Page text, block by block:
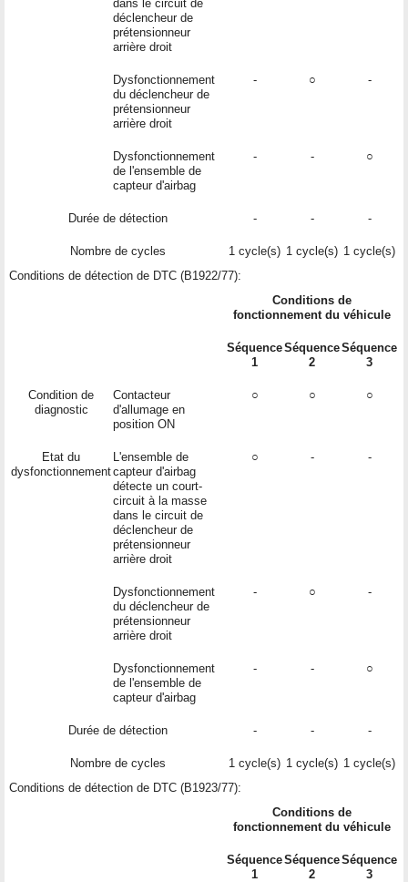
dans le circuit de
déclencheur de
prétensionneur
arrière droit
Dysfonctionnement
du déclencheur de
prétensionneur
arrière droit
- ○ -
Dysfonctionnement
de l'ensemble de
capteur d'airbag
- - ○
Durée de détection - - -
Nombre de cycles 1 cycle(s) 1 cycle(s) 1 cycle(s)
Conditions de détection de DTC (B1922/77):
Conditions de
fonctionnement du véhicule
Séquence
1
Séquence
2
Séquence
3
Condition de
diagnostic
Contacteur
d'allumage en
position ON
○ ○ ○
Etat du
dysfonctionnement
L'ensemble de
capteur d'airbag
détecte un court-
circuit à la masse
dans le circuit de
déclencheur de
prétensionneur
arrière droit
○ - -
Dysfonctionnement
du déclencheur de
prétensionneur
arrière droit
- ○ -
Dysfonctionnement
de l'ensemble de
capteur d'airbag
- - ○
Durée de détection - - -
Nombre de cycles 1 cycle(s) 1 cycle(s) 1 cycle(s)
Conditions de détection de DTC (B1923/77):
Conditions de
fonctionnement du véhicule
Séquence
1
Séquence
2
Séquence
3